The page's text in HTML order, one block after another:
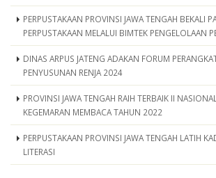
PERPUSTAKAAN PROVINSI JAWA TENGAH BEKALI
PERPUSTAKAAN MELALUI BIMTEK PENGELOLAAN
DINAS ARPUS JATENG ADAKAN FORUM
PENYUSUNAN RENJA 2024
PROVINSI JAWA TENGAH RAIH TERBAIK II
KEGEMARAN MEMBACA TAHUN 2022
PERPUSTAKAAN PROVINSI JAWA TENGAH LATIH
LITERASI